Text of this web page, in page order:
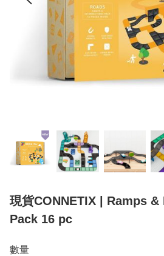
現貨CONNETIX | Ramps
Pack 16 pc
數量